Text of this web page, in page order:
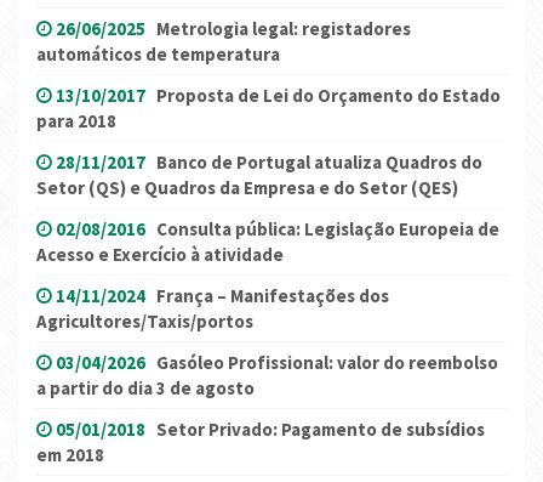
26/06/2025 Metrologia legal: registadores
automáticos de temperatura
13/10/2017 Proposta de Lei do Orçamento do Estado
para 2018
28/11/2017 Banco de Portugal atualiza Quadros do
Setor (QS) e Quadros da Empresa e do Setor (QES)
02/08/2016 Consulta pública: Legislação Europeia de
Acesso e Exercício à atividade
14/11/2024 França – Manifestações dos
Agricultores/Taxis/portos
03/04/2026 Gasóleo Profissional: valor do reembolso
a partir do dia 3 de agosto
05/01/2018 Setor Privado: Pagamento de subsídios
em 2018